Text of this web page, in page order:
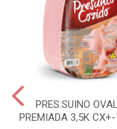
PRES.SUINO OVAL
PREMIADA 3,5K CX+-